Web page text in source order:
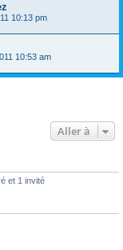
10:13 pm
10:53 am
Aller à
et 1 invité